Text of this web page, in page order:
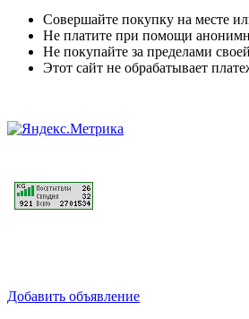
Совершайте покупку на месте
Не платите при помощи
Не покупайте за пределами
Этот сайт не обрабатывает
Добавить объявление